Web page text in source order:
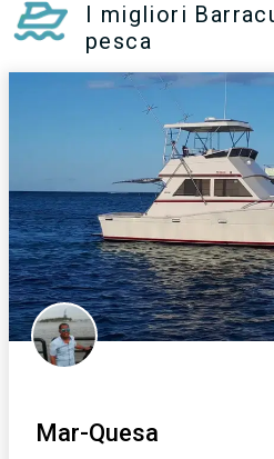
I migliori
pesca
Mar-Quesa